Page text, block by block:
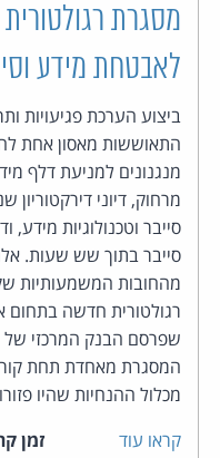
מסגרת
לאבטחת מידע
ביצוע הערכת פגיעויות
התאוששות מאסון אחת
מנגנונים למניעת דלף
מרחוק, דיוני דירקטוריון
סייבר וטכנולוגיות מידע,
סייבר בתוך שש שעות.
מהחובות המשמעותיות
רגולטורית חדשה
המסגרת מאחדת תחת
מכלול ההנחיות שהיו
קראו עוד
זמן